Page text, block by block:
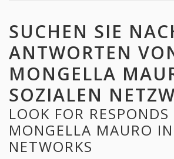
SUCHEN SIE
ANTWORTEN
MONGELLA
SOZIALEN
LOOK FOR RESPONDS
MONGELLA MAURO
NETWORKS